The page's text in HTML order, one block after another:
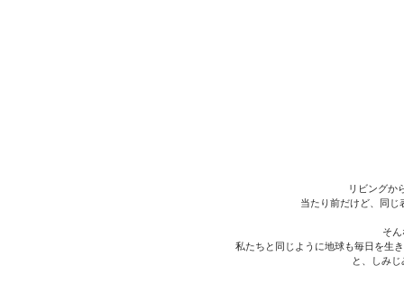
リビングか
当たり前だけど、同じ
そ
私たちと同じように地球も毎日を生
と、しみ